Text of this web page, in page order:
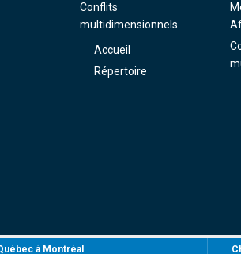
Conflits
multidimensionnels
Accueil
Répertoire
à Montréal